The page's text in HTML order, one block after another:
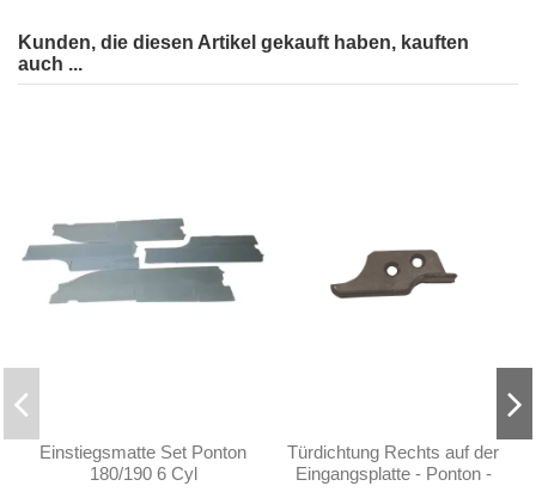
Kunden, die diesen Artikel gekauft haben, kauften
auch ...
Einstiegsmatte Set Ponton
180/190 6 Cyl
Türdichtung Rechts auf der
Eingangsplatte - Ponton -